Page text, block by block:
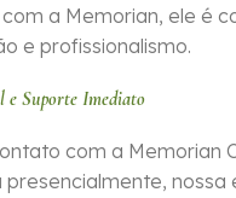
a Memorian, ele é
e profissionalismo.
Suporte Imediato
com a Memorian
nossa